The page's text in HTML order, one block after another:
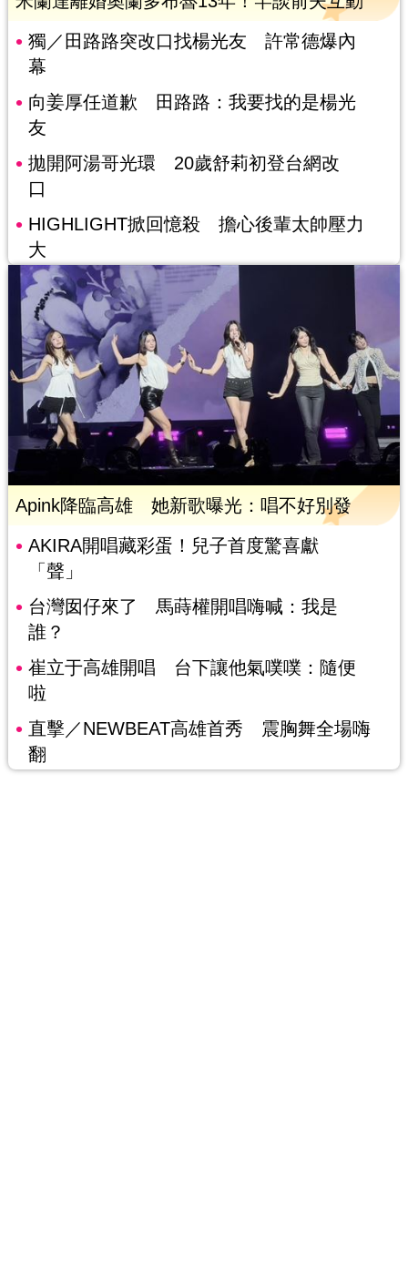
獨／田路路突改口找楊光友 許常德爆內
幕
向姜厚任道歉 田路路：我要找的是楊光
友
拋開阿湯哥光環 20歲舒莉初登台網改
口
HIGHLIGHT掀回憶殺 擔心後輩太帥壓力
大
Apink降臨高雄 她新歌曝光：唱不好別發
AKIRA開唱藏彩蛋！兒子首度驚喜獻
「聲」
台灣囡仔來了 馬蒔權開唱嗨喊：我是
誰？
崔立于高雄開唱 台下讓他氣噗噗：隨便
啦
直擊／NEWBEAT高雄首秀 震胸舞全場嗨
翻